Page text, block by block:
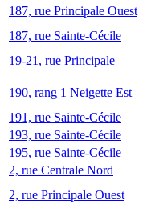
187, rue Principale Ouest
187, rue Sainte-Cécile
19-21, rue Principale
190, rang 1 Neigette Est
191, rue Sainte-Cécile
193, rue Sainte-Cécile
195, rue Sainte-Cécile
2, rue Centrale Nord
2, rue Principale Ouest